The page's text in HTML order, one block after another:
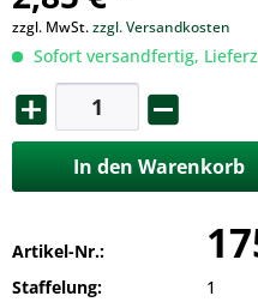
zzgl. MwSt.zzgl. Versandkosten
Sofort versandfertig,
In den Warenkorb
Artikel-Nr.:
Staffelung:
1